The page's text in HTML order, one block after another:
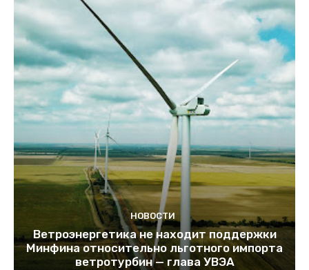
НОВОСТИ
Ветроэнергетика не находит поддержки
Минфина относительно льготного импорта
ветротурбин — глава УВЭА